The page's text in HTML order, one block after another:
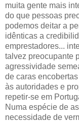
muita gente mais
do que pessoas
podemos deitar a
idênticas a
emprestadores...
talvez preocupante
agressividade
de caras
às autoridades e
repetir-se em
Numa espécie de
necessidade de